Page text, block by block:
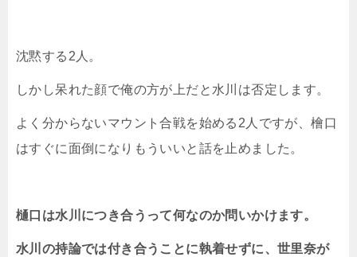
沈黙する2人。
しかし呆れた顔で俺の方が上だと水川は否定します。
よく分からないマウント合戦を始める2人ですが、檜口
はすぐに面倒になりもういいと話を止めました。
樋口は水川につき合うって何なのか問いかけます。
水川の持論では付き合うことに執着せずに、世里奈が